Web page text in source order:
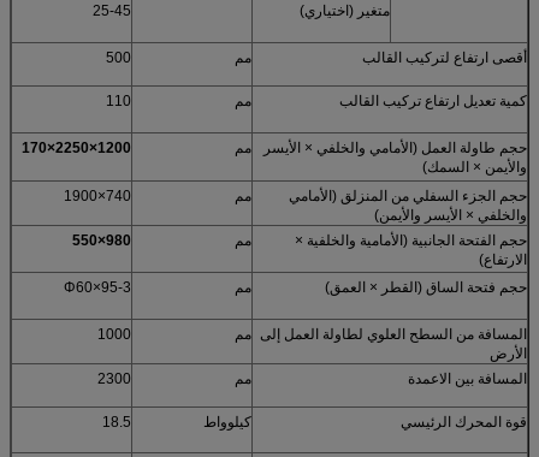
متغير (اختياري) 25-45
أقصى ارتفاع لتركيب القالب مم 500
كمية تعديل ارتفاع تركيب القالب مم 110
حجم طاولة العمل (الأمامي والخلفي × الأيسر
والأيمن × السمك)
مم 1200×2250×170
حجم الجزء السفلي من المنزلق (الأمامي
والخلفي × الأيسر والأيمن)
مم 740×1900
حجم الفتحة الجانبية (الأمامية والخلفية ×
الارتفاع)
مم 980×550
حجم فتحة الساق (القطر × العمق) مم 3-Φ60×95
المسافة من السطح العلوي لطاولة العمل إلى
الأرض
مم 1000
المسافة بين الاعمدة مم 2300
قوة المحرك الرئيسي كيلوواط 18.5